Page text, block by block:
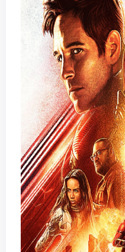
entièrement
atteindre
dollars.
Cette histoire est
pourra-t-il répliquer
nettement plus
dettes pour
suites à cette «
Oreilles !
Quid des droits
concernent
personnages avaient
tant qu'« entité ». Si
droits reviendraient à
dans le cas où
faudrait conserver
des personnages.
vie.
L'embargodu film
premiers avis et
disponibles en ligne !
MCUCosmic
La Guêpese
Infinity War... De
conséquences du
!
Le personnage de
Park, ne sera pas un
film, comme l'indique
pour être l'un des
dans les bandes-
d'imaginer un retour
Néanmoins, le
l'organisation par le